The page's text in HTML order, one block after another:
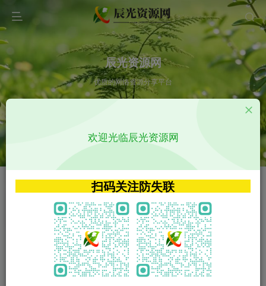
辰光资源网
优质的网络资源分享平台
VIP特权介绍 APP源码
VIP特权介绍
火
VIP特权介绍
影视源码
影视源码
欢迎光临辰光资源网
扫码关注防失联